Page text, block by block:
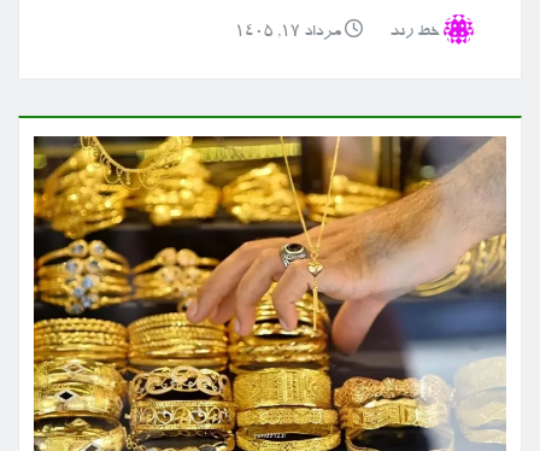
خط رند مرداد ۱۷, ۱۴۰۵